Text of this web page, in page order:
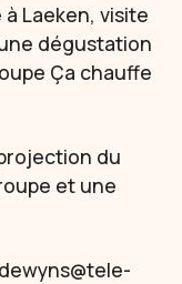
Laeken, visite
dégustation
Ça chauffe
du
et une